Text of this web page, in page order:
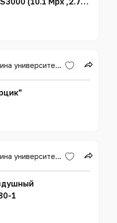
«Қарағанды медицина университеті» КЕАҚ
«Қарағанды медицина университеті» КЕАҚ
1